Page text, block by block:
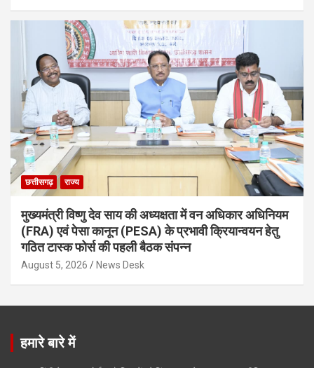
छत्तीसगढ़ राज्य
मुख्यमंत्री विष्णु देव साय की अध्यक्षता में वन अधिकार अधिनियम
(FRA) एवं पेसा कानून (PESA) के प्रभावी क्रियान्वयन हेतु
गठित टास्क फोर्स की पहली बैठक संपन्न
August 5, 2026 News Desk
हमारे बारे में